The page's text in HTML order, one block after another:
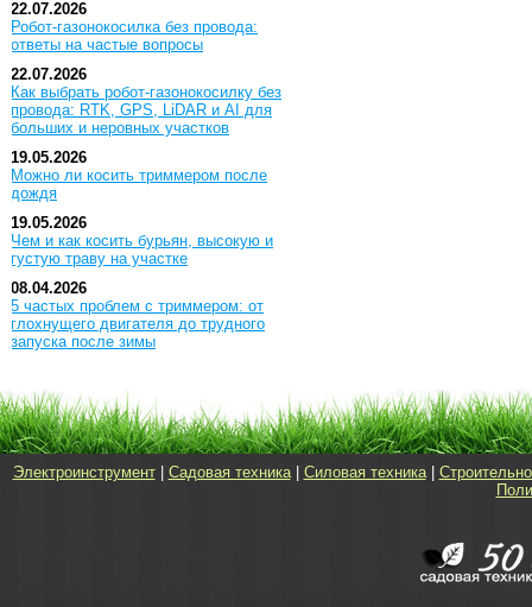
22.07.2026
Робот-газонокосилка без провода:
ответы на частые вопросы
22.07.2026
Как выбрать робот-газонокосилку без
провода: RTK, GPS, LiDAR и AI для
больших и неровных участков
19.05.2026
Можно ли косить триммером после
дождя
19.05.2026
Чем и как косить бурьян, высокую и
густую траву на участке
08.04.2026
5 частых проблем с триммером: от
глохнущего двигателя до трудного
запуска после зимы
Электроинструмент| Садовая техника| Силовая техника|